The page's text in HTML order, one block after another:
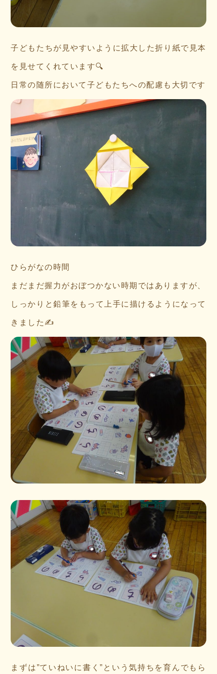
子どもたちが見やすいように拡大した折り紙で見本
を見せてくれています🔍
日常の随所において子どもたちへの配慮も大切です
ひらがなの時間
まだまだ握力がおぼつかない時期ではありますが、
しっかりと鉛筆をもって上手に描けるようになって
きました✍
まずは”ていねいに書く”という気持ちを育んでもら